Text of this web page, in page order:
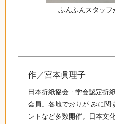
ふんふんスタッフ
作／宮本眞理子
日本折紙協会・学会認定折
会員。各地でおりが みに関
ントなど多数開催。日本文